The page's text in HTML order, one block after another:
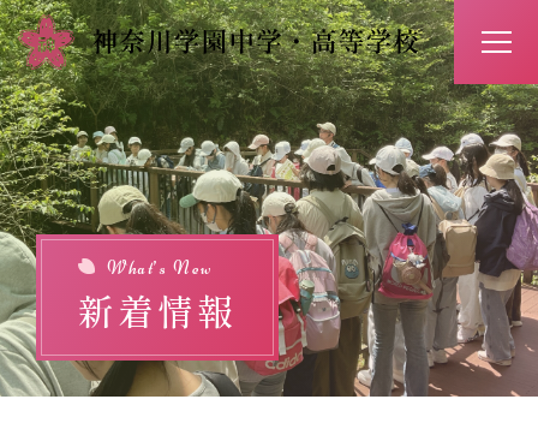
アクセス お問い合わせ
入試情報 イベント予約
Top
新着情報
What’s New
新着情報